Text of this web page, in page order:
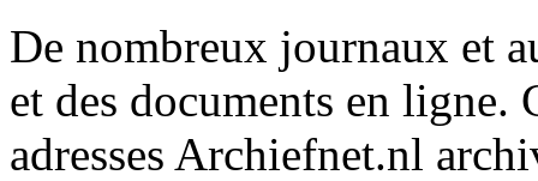
De nombreux journaux et
et des documents en ligne.
adresses Archiefnet.nl